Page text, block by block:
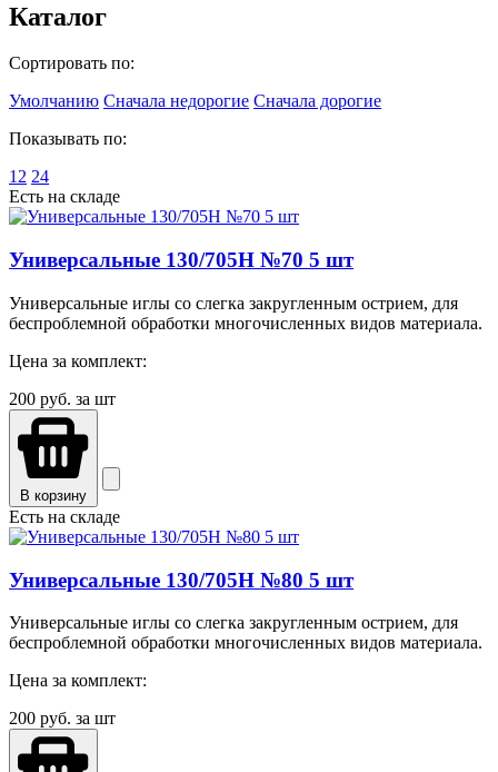
Каталог
Сортировать по:
Умолчанию Сначала недорогие Сначала дорогие
Показывать по:
12 24
Есть на складе
Универсальные 130/705H №70 5 шт
Универсальные иглы со слегка закругленным острием, для
беспроблемной обработки многочисленных видов материала.
Цена за комплект:
200 руб. за шт
В корзину
Есть на складе
Универсальные 130/705H №80 5 шт
Универсальные иглы со слегка закругленным острием, для
беспроблемной обработки многочисленных видов материала.
Цена за комплект:
200 руб. за шт